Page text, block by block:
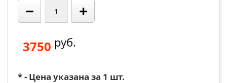
− +
3750 руб.
* - Цена указана за 1 шт.